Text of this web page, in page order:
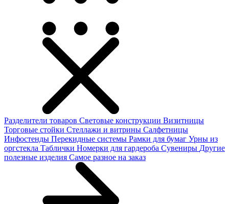
Разделители товаров Световые конструкции Визитницы
Торговые стойки Cтеллажи и витрины Салфетницы
Инфостенды Перекидные системы Рамки для бумаг Урны из
оргстекла Таблички Номерки для гардероба Сувениры Другие
полезные изделия Самое разное на заказ